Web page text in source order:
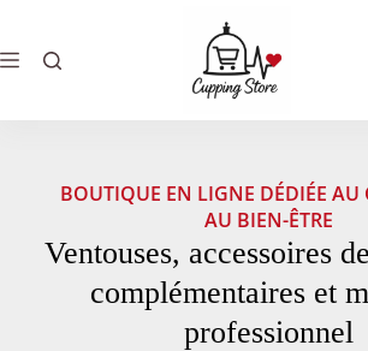
BOUTIQUE EN LIGNE DÉDIÉE AU
AU BIEN-ÊTRE
Ventouses, accessoires
complémentaires et
professionnel